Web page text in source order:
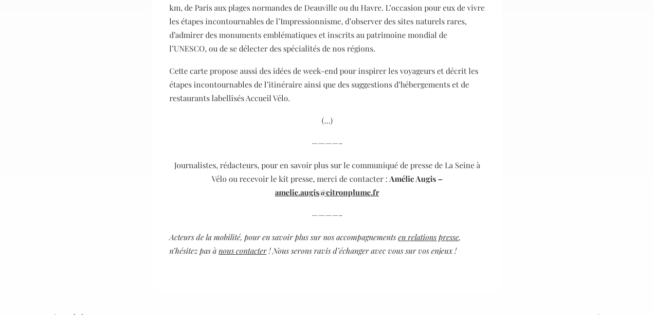
km, de Paris aux plages normandes de Deauville ou du Havre. L’occasion pour eux de vivre
les étapes incontournables de l’Impressionnisme, d’observer des sites naturels rares,
d’admirer des monuments emblématiques et inscrits au patrimoine mondial de
l’UNESCO, ou de se délecter des spécialités de nos régions.
Cette carte propose aussi des idées de week-end pour inspirer les voyageurs et décrit les
étapes incontournables de l’itinéraire ainsi que des suggestions d’hébergements et de
restaurants labellisés Accueil Vélo.
(…)
————-
Journalistes, rédacteurs, pour en savoir plus sur le communiqué de presse de La Seine à
Vélo ou recevoir le kit presse, merci de contacter : AmélieAugis –
amelie.augis@citronplume.fr
————-
Acteurs de la mobilité, pour en savoir plus sur nos accompagnementsen relations presse,
n’hésitez pas ànous contacter! Nous serons ravis d’échanger avec vous sur vos enjeux !